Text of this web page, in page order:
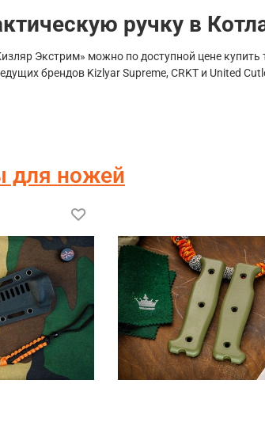
ручку в
Экстрим» можно по доступной цене
брендов Kizlyar Supreme, CRKT и United
для ножей